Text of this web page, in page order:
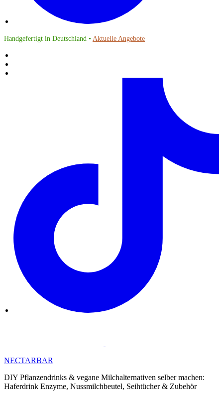
Handgefertigt in Deutschland • Aktuelle Angebote
NECTARBAR
DIY Pflanzendrinks & vegane Milchalternativen selber machen:
Haferdrink Enzyme, Nussmilchbeutel, Seihtücher & Zubehör